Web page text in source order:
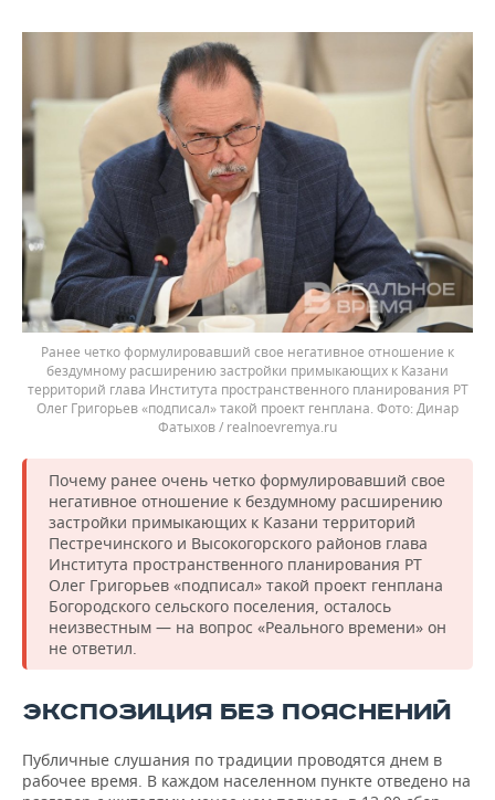
Ранее четко формулировавший свое негативное отношение к
бездумному расширению застройки примыкающих к Казани
территорий глава Института пространственного планирования РТ
Олег Григорьев «подписал» такой проект генплана.
Динар
Фатыхов / realnoevremya.ru
Почему ранее очень четко формулировавший свое
негативное отношение к бездумному расширению
застройки примыкающих к Казани территорий
Пестречинского и Высокогорского районов глава
Института пространственного планирования РТ
Олег Григорьев «подписал» такой проект генплана
Богородского сельского поселения, осталось
неизвестным — на вопрос «Реального времени» он
не ответил.
ЭКСПОЗИЦИЯ БЕЗ ПОЯСНЕНИЙ
Публичные слушания по традиции проводятся днем в
рабочее время. В каждом населенном пункте отведено на